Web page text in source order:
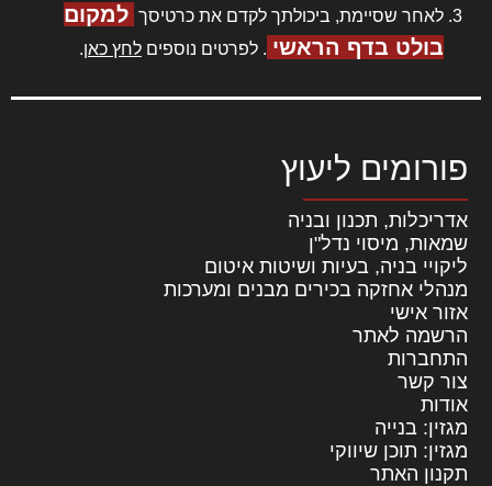
לאחר שסיימת, ביכולתך לקדם את כרטיסך למקום
בולט בדף הראשי . לפרטים נוספים לחץ כאן.
פורומים ליעוץ
אדריכלות, תכנון ובניה
שמאות, מיסוי נדל"ן
ליקויי בניה, בעיות ושיטות איטום
מנהלי אחזקה בכירים מבנים ומערכות
אזור אישי
הרשמה לאתר
התחברות
צור קשר
אודות
מגזין: בנייה
מגזין: תוכן שיווקי
תקנון האתר